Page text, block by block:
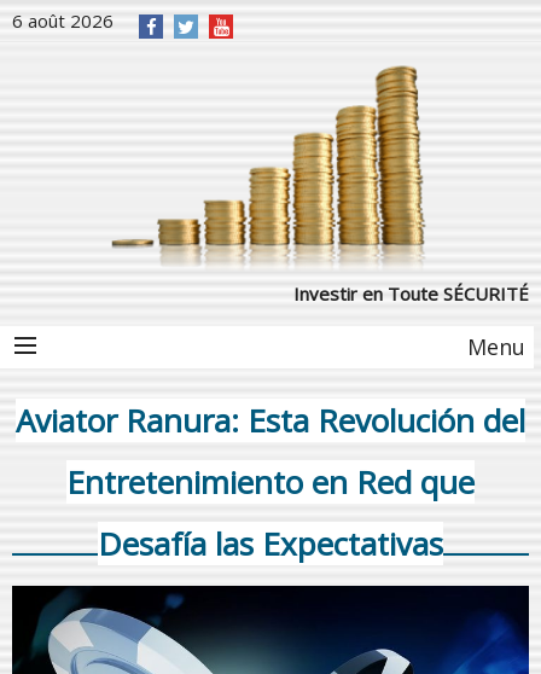
6 août 2026
Investir en Toute SÉCURITÉ
Menu
Aviator Ranura: Esta Revolución del
Entretenimiento en Red que
Desafía las Expectativas